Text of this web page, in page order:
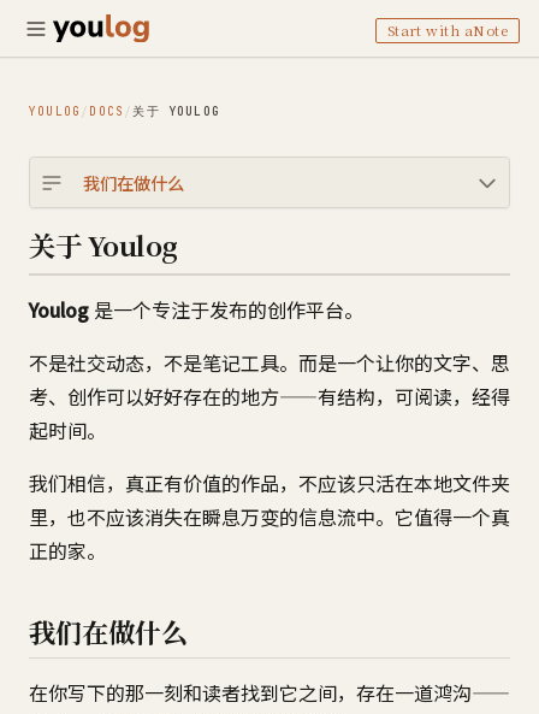
Start with aNote
YOULOG / DOCS / 关于 YOULOG
我们在做什么
关于 Youlog
Youlog 是一个专注于发布的创作平台。
不是社交动态，不是笔记工具。而是一个让你的文字、思
考、创作可以好好存在的地方——有结构，可阅读，经得
起时间。
我们相信，真正有价值的作品，不应该只活在本地文件夹
里，也不应该消失在瞬息万变的信息流中。它值得一个真
正的家。
我们在做什么
在你写下的那一刻和读者找到它之间，存在一道鸿沟——